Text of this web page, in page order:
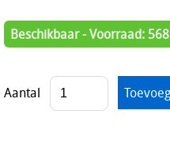
Beschikbaar - Voorraad: 568
Aantal